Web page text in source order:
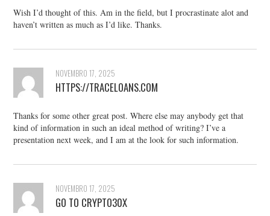
Wish I’d thought of this. Am in the field, but I procrastinate alot and
haven’t written as much as I’d like. Thanks.
NOVEMBRO 17, 2025
HTTPS://TRACELOANS.COM
Thanks for some other great post. Where else may anybody get that
kind of information in such an ideal method of writing? I’ve a
presentation next week, and I am at the look for such information.
NOVEMBRO 17, 2025
GO TO CRYPTO30X